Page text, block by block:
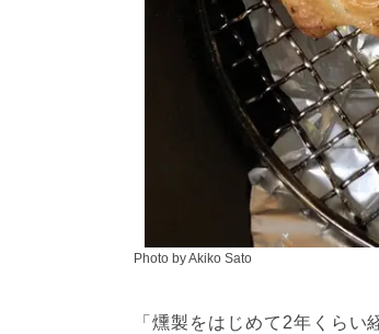
Photo by Akiko Sato
「燻製をはじめて2年くらい